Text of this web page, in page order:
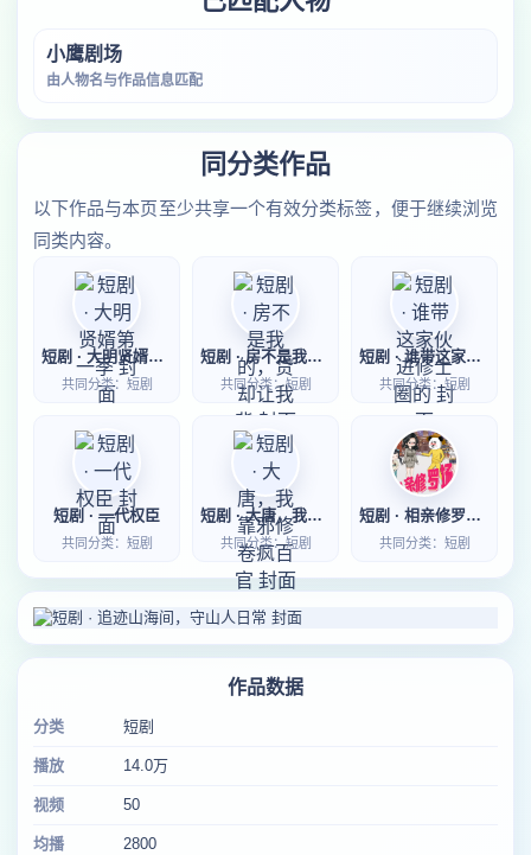
小鹰剧场
由人物名与作品信息匹配
同分类作品
以下作品与本页至少共享一个有效分类标签，便于继续浏览
同类内容。
短剧 · 大明贤婿第一季
共同分类：短剧
短剧 · 房不是我的，贷却让我背
共同分类：短剧
短剧 · 谁带这家伙进修士圈的
共同分类：短剧
短剧 · 一代权臣
共同分类：短剧
短剧 · 大唐，我靠邪修卷疯百官
共同分类：短剧
短剧 · 相亲修罗场第一季
共同分类：短剧
作品数据
分类 短剧
播放 14.0万
视频 50
均播 2800